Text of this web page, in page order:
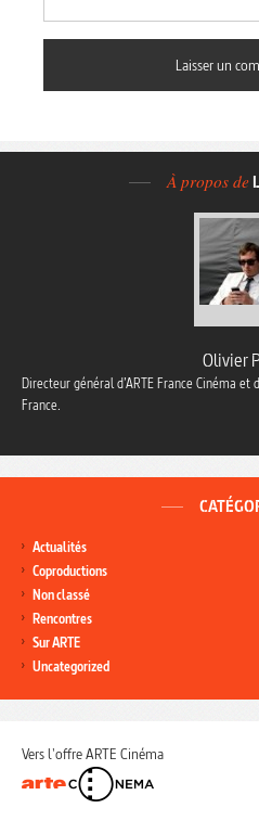
À propos de
Olivier
Directeur général d’ARTE France Cinéma et
France.
Actualités
Coproductions
Non classé
Rencontres
Sur ARTE
Uncategorized
Vers l'offre ARTE Cinéma